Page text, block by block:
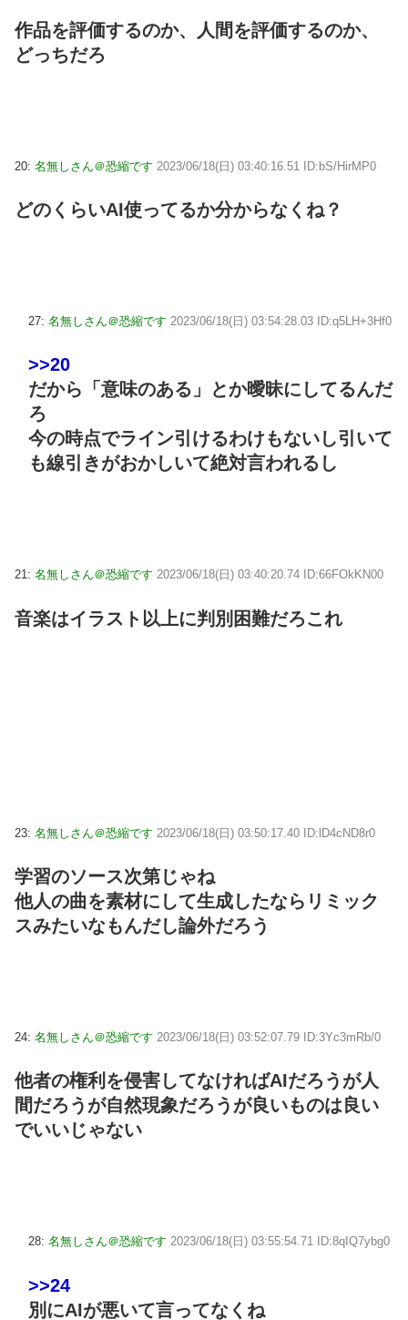
作品を評価するのか、人間を評価するのか、
どっちだろ
20: 名無しさん＠恐縮です 2023/06/18(日) 03:40:16.51 ID:bS/HirMP0
どのくらいAI使ってるか分からなくね？
27: 名無しさん＠恐縮です 2023/06/18(日) 03:54:28.03 ID:q5LH+3Hf0
>>20
だから「意味のある」とか曖昧にしてるんだ
ろ
今の時点でライン引けるわけもないし引いて
も線引きがおかしいて絶対言われるし
21: 名無しさん＠恐縮です 2023/06/18(日) 03:40:20.74 ID:66FOkKN00
音楽はイラスト以上に判別困難だろこれ
23: 名無しさん＠恐縮です 2023/06/18(日) 03:50:17.40 ID:lD4cND8r0
学習のソース次第じゃね
他人の曲を素材にして生成したならリミック
スみたいなもんだし論外だろう
24: 名無しさん＠恐縮です 2023/06/18(日) 03:52:07.79 ID:3Yc3mRb/0
他者の権利を侵害してなければAIだろうが人
間だろうが自然現象だろうが良いものは良い
でいいじゃない
28: 名無しさん＠恐縮です 2023/06/18(日) 03:55:54.71 ID:8qIQ7ybg0
>>24
別にAIが悪いて言ってなくね